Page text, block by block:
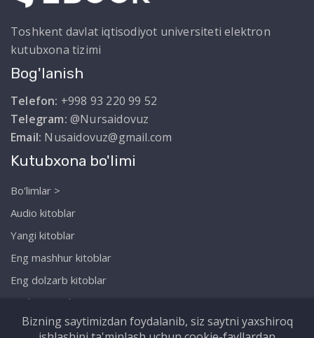
Toshkent davlat iqtisodiyot universiteti elektron
kutubxona tizimi
Bog'lanish
Telefon: +998 93 220 99 52
Telegram: @Nursaidovuz
Email: Nusaidovuz@gmail.com
Kutubxona bo'limi
Bo'limlar >
Audio kitoblar
Yangi kitoblar
Eng mashhur kitoblar
Eng dolzarb kitoblar
Biz haqimizda
Bizning saytimizdan foydalanib, siz saytni yaxshiroq